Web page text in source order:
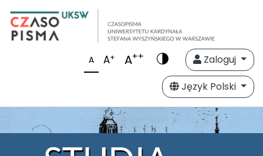
A A+ A++
Zaloguj
Język Polski